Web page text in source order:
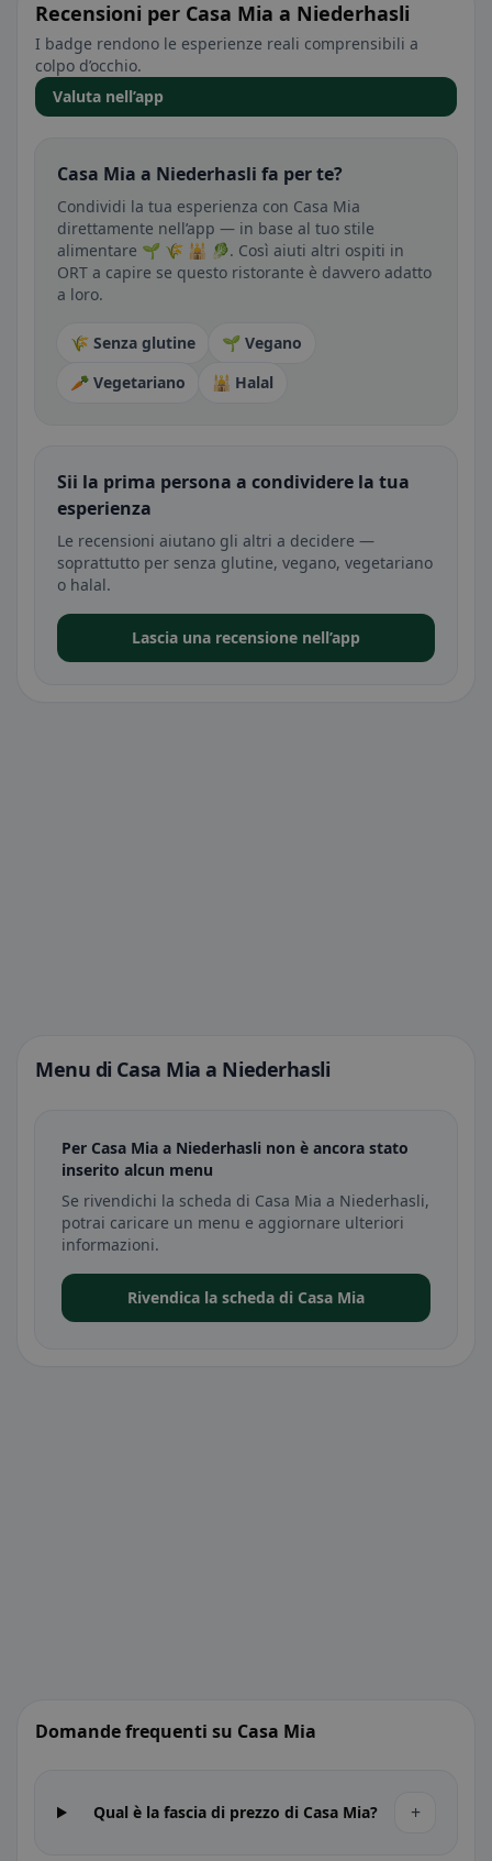
Recensioni per Casa Mia a Niederhasli
I badge rendono le esperienze reali comprensibili a
colpo d’occhio.
Valuta nell’app
Casa Mia a Niederhasli fa per te?
Condividi la tua esperienza con Casa Mia
direttamente nell’app — in base al tuo stile
alimentare 🌱 🌾 🕌 🥬. Così aiuti altri ospiti in
ORT a capire se questo ristorante è davvero adatto
a loro.
🌾 Senza glutine
🌱 Vegano
🥕 Vegetariano
🕌 Halal
Sii la prima persona a condividere la tua
esperienza
Le recensioni aiutano gli altri a decidere —
soprattutto per senza glutine, vegano, vegetariano
o halal.
Lascia una recensione nell’app
Menu di Casa Mia a Niederhasli
Per Casa Mia a Niederhasli non è ancora stato
inserito alcun menu
Se rivendichi la scheda di Casa Mia a Niederhasli,
potrai caricare un menu e aggiornare ulteriori
informazioni.
Rivendica la scheda di Casa Mia
Domande frequenti su Casa Mia
Qual è la fascia di prezzo di Casa Mia? +